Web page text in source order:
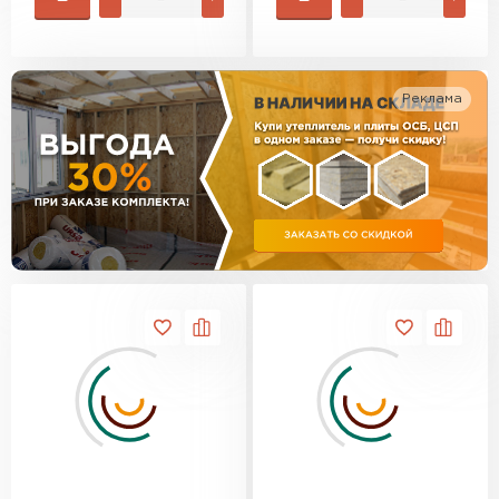
Реклама
Утеплитель Изотек
Утеплитель Ruspanel
ПЕРЕЙТИ
Утеплитель Hotrock
ПЕРЕЙТИ
Утеплитель Xotpipe
Утеплитель Юматекс
Утеплитель Теплекс
Утеплитель Эковер
Утеплитель Белтеп